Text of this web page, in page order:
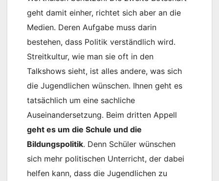
geht damit einher, richtet sich aber an die
Medien. Deren Aufgabe muss darin
bestehen, dass Politik verständlich wird.
Streitkultur, wie man sie oft in den
Talkshows sieht, ist alles andere, was sich
die Jugendlichen wünschen. Ihnen geht es
tatsächlich um eine sachliche
Auseinandersetzung. Beim dritten Appell
geht es um die Schule und die
Bildungspolitik. Denn Schüler wünschen
sich mehr politischen Unterricht, der dabei
helfen kann, dass die Jugendlichen zu